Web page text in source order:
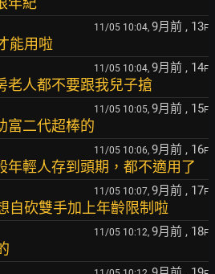
11/05 10:04, 9月前 , 13F
能用啦
11/05 10:04, 9月前 , 14F
老人都不要跟我兒子搶
11/05 10:05, 9月前 , 15F
富二代超棒的
11/05 10:06, 9月前 , 16F
年輕人存到頭期，都不適用了
11/05 10:07, 9月前 , 17F
自砍雙手加上年齡限制啦
11/05 10:12, 9月前 , 18F